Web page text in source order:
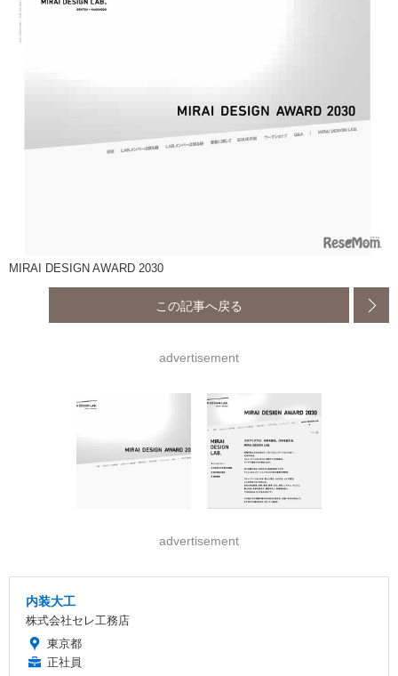
MIRAI DESIGN AWARD 2030
この記事へ戻る
advertisement
advertisement
内装大工
株式会社セレ工務店
東京都
正社員